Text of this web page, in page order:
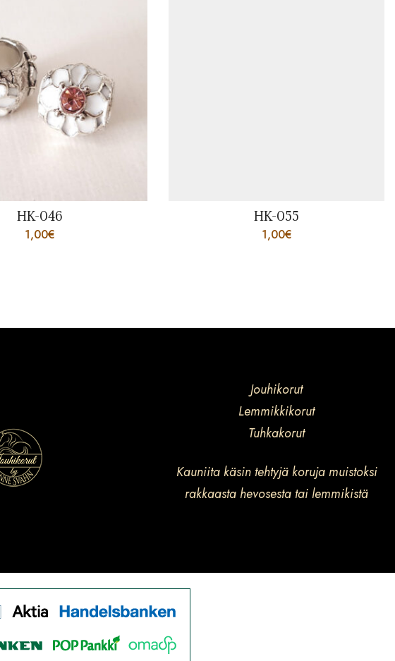
HK-046
1,00€
HK-055
1,00€
Jouhikorut
Lemmikkikorut
Tuhkakorut
Kauniita käsin tehtyjä koruja muistoksi
rakkaasta hevosesta tai lemmikistä